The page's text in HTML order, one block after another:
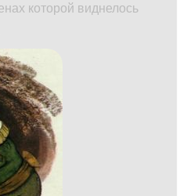
которой виднелось